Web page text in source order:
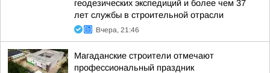
геодезических экспедиций и более чем 37
лет службы в строительной отрасли
Вчера, 21:46
Магаданские строители отмечают
профессиональный праздник